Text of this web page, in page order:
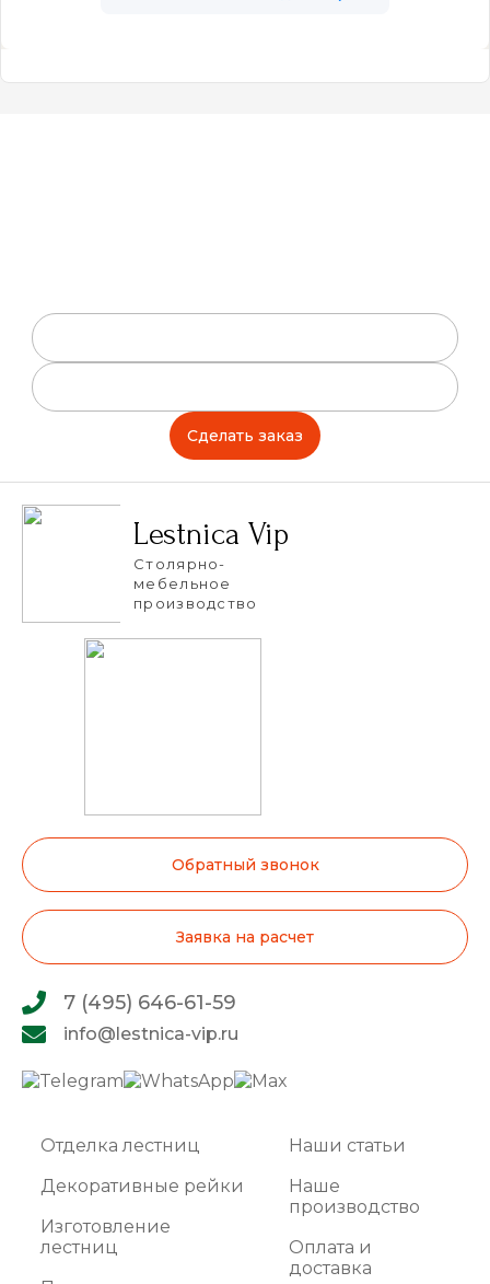
Сделать заказ
Lestnica Vip
Столярно-
мебельное
производство
Отделка лестниц
Декоративные рейки
Изготовление
лестниц
Наши статьи
Наше
производство
Оплата и
доставка
Обратный звонок
Заявка на расчет
info@lestnica-vip.ru
7 (495) 646-61-59